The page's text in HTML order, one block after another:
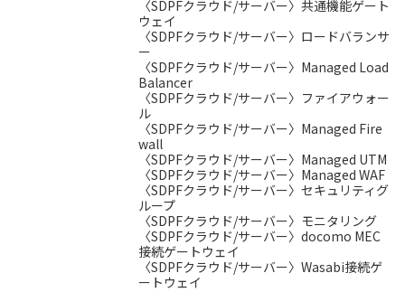
〈SDPFクラウド/サーバー〉共通機能ゲート
ウェイ
〈SDPFクラウド/サーバー〉ロードバランサ
ー
〈SDPFクラウド/サーバー〉Managed Load
Balancer
〈SDPFクラウド/サーバー〉ファイアウォー
ル
〈SDPFクラウド/サーバー〉Managed Fire
wall
〈SDPFクラウド/サーバー〉Managed UTM
〈SDPFクラウド/サーバー〉Managed WAF
〈SDPFクラウド/サーバー〉セキュリティグ
ループ
〈SDPFクラウド/サーバー〉モニタリング
〈SDPFクラウド/サーバー〉docomo MEC
接続ゲートウェイ
〈SDPFクラウド/サーバー〉Wasabi接続ゲ
ートウェイ